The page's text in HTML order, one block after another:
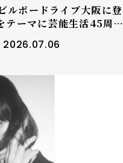
ルボードライブ大阪に登
テーマに芸能生活45周年
披露する
2026.07.06